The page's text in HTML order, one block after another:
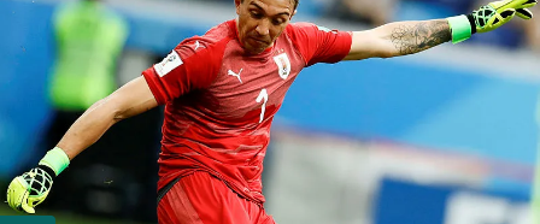
takdirde, kullanıcılara hedefli reklamlar
gösterilmeyecektir."
Sizlere daha iyi bir hizmet sunabilmek için İnternet
Sitemizde kendimize ve üçüncü kişilere ait çerezler
kullanılmaktadır. Bu çerezler vasıtasıyla çeşitli kişisel
verileriniz işlenmekte olup gerekli olan çerezler bilgi
toplumu hizmetlerinin sunulması amacıyla